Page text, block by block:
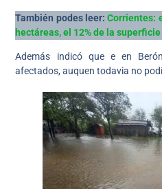
También podes leer:Corrientes:
hectáreas, el 12% de la
Además indicó que e en
afectados, auquen todavia no